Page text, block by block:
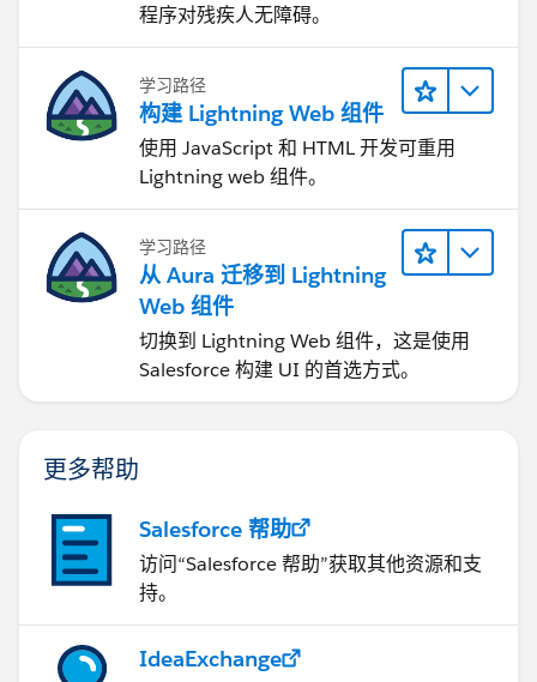
程序对残疾人无障碍。
学习路径
构建 Lightning Web 组件
使用 JavaScript 和 HTML 开发可重用
Lightning web 组件。
学习路径
从 Aura 迁移到 Lightning
Web 组件
切换到 Lightning Web 组件，这是使用
Salesforce 构建 UI 的首选方式。
更多帮助
Salesforce 帮助
访问“Salesforce 帮助”获取其他资源和支
持。
IdeaExchange